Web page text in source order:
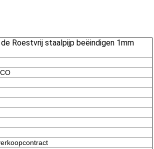
Roestvrij staalpijp beëindigen 1mm